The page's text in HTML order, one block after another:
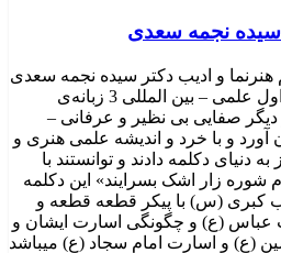
سیده نجمه سعدی
هنرنما و ادیب دکتر سیده نجمه سعدی
نظریه پرداز و شخصیت تراز اول علمی – بین المللی 3 زبانه‌ی
صفایی بی نظیر و عرفانی –
آورد و با خرد و اندیشه علمی هنری و
دنیای دکلمه دادند و توانستند با
شوره زار اشک بسرایند» این دکلمه
کبری (س) با پیکر قطعه قطعه و
عباس (ع) و چگونگی اسارت ایشان و
(ع) و اسارت امام سجاد (ع) میباشد